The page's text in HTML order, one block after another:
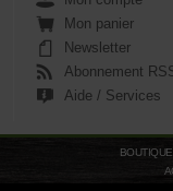
Mon panier
Newsletter
Abonnement
Aide / Services
BOUTIQUE